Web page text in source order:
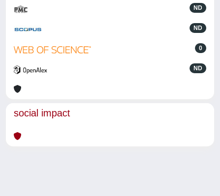
ND
ND
0
ND
social impact